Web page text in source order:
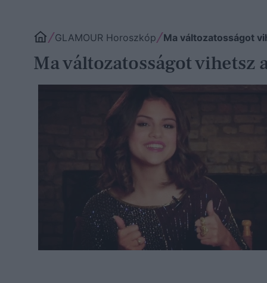
GLAMOUR Horoszkóp Ma változatosságot
Ma változatosságot